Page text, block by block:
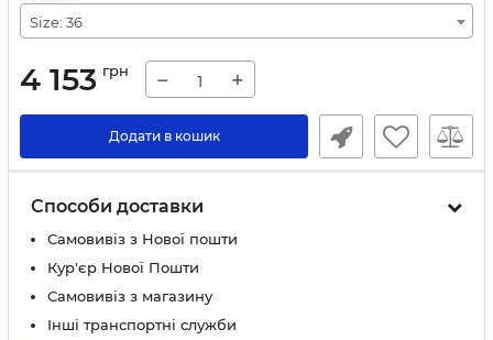
Size: 36
4 153 грн − +
Додати в кошик
Способи доставки
Самовивіз з Нової пошти
Кур'єр Нової Пошти
Самовивіз з магазину
Інші транспортні служби